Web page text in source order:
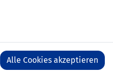
Alle Cookies akzeptieren